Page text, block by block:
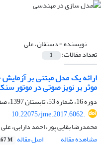
نویسنده =دستفان، علی
تعداد مقالات: 1
ارائه یک مدل مبتنی بر
موثر بر نویز صوتی در موتور
دوره 16، شماره 53، تابستان 1397، صفحه
10.22075/jme.2017.6062.
محمدرضا بقایی پور، احمد دارابی،
مشاهده مقاله
اصل مقاله M